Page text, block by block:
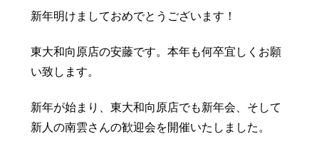
レンズ交換
お知らせ 会社概要
新年明けましておめでとうございます！
東大和向原店の安藤です。本年も何卒宜しくお願
い致します。
新年が始まり、東大和向原店でも新年会、そして
新人の南雲さんの歓迎会を開催いたしました。